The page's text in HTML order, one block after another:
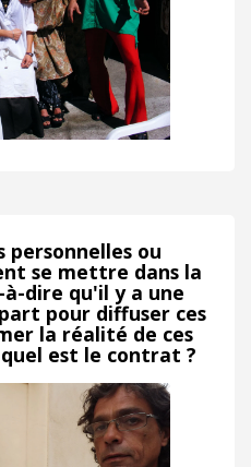
personnelles ou
se mettre dans la
dire qu'il y a une
pour diffuser ces
la réalité de ces
est le contrat ?